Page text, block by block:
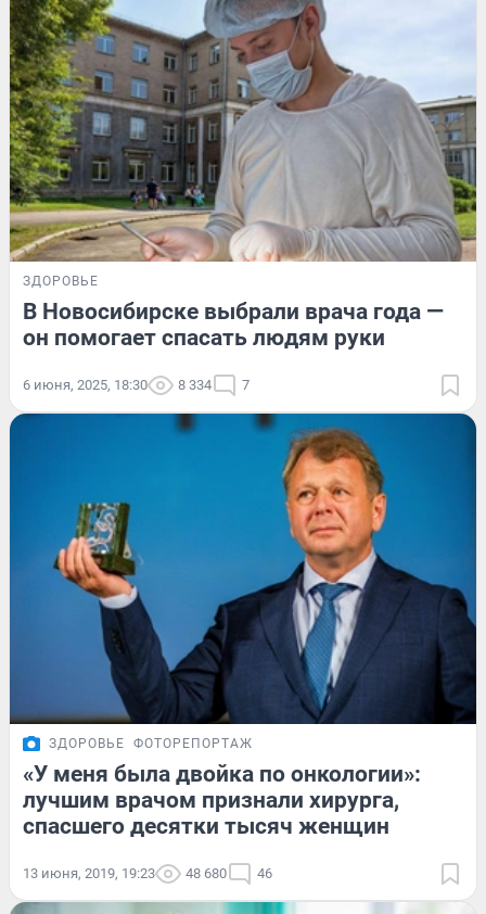
ЗДОРОВЬЕ
В Новосибирске выбрали врача года —
он помогает спасать людям руки
6 июня, 2025, 18:30 8 334 7
ЗДОРОВЬЕ ФОТОРЕПОРТАЖ
«У меня была двойка по онкологии»:
лучшим врачом признали хирурга,
спасшего десятки тысяч женщин
13 июня, 2019, 19:23 48 680 46